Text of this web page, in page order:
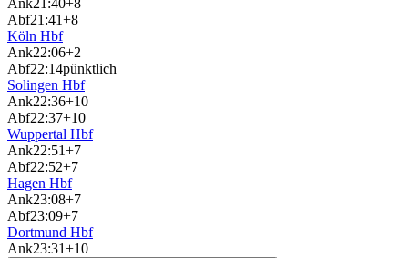
Ank21:40+8
Abf21:41+8
Köln Hbf
Ank22:06+2
Abf22:14pünktlich
Solingen Hbf
Ank22:36+10
Abf22:37+10
Wuppertal Hbf
Ank22:51+7
Abf22:52+7
Hagen Hbf
Ank23:08+7
Abf23:09+7
Dortmund Hbf
Ank23:31+10